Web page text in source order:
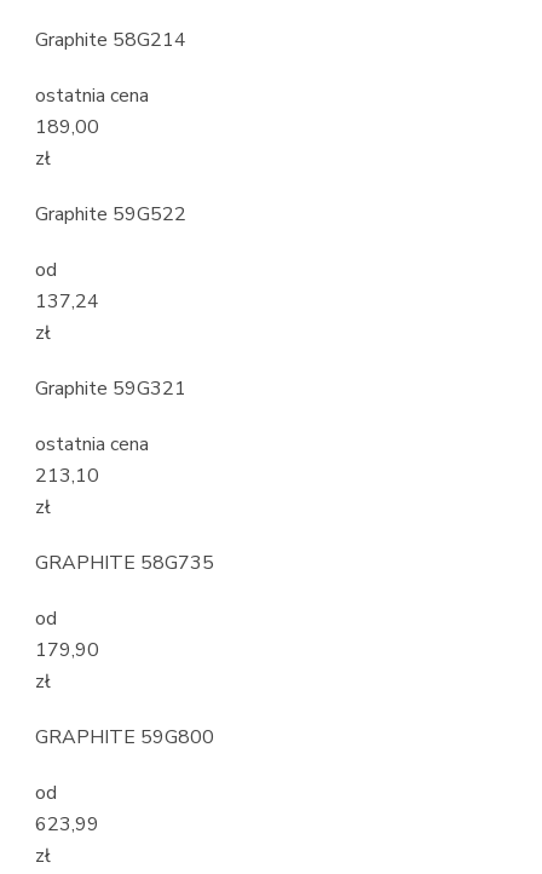
Graphite 58G214
ostatnia cena
189,00
zł
Graphite 59G522
od
137,24
zł
Graphite 59G321
ostatnia cena
213,10
zł
GRAPHITE 58G735
od
179,90
zł
GRAPHITE 59G800
od
623,99
zł